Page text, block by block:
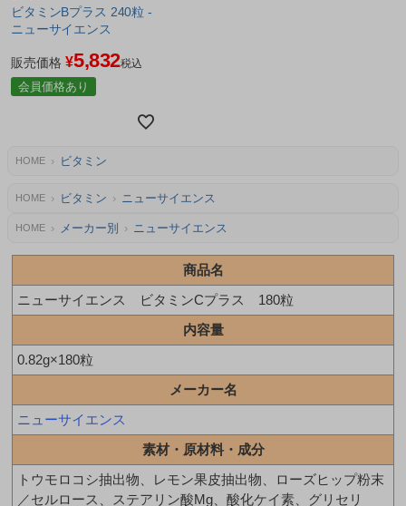
ビタミンBプラス 240粒 -
ニューサイエンス
販売価格 ¥5,832税込
会員価格あり
HOME ビタミン
HOME ビタミン ニューサイエンス
HOME メーカー別 ニューサイエンス
商品名
ニューサイエンス ビタミンCプラス 180粒
内容量
0.82g×180粒
メーカー名
ニューサイエンス
素材・原材料・成分
トウモロコシ抽出物、レモン果皮抽出物、ローズヒップ粉末
／セルロース、ステアリン酸Mg、酸化ケイ素、グリセリ